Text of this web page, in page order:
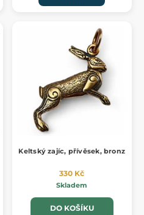
Keltský zajíc, přívěsek, bronz
330 Kč
Skladem
DO KOŠÍKU